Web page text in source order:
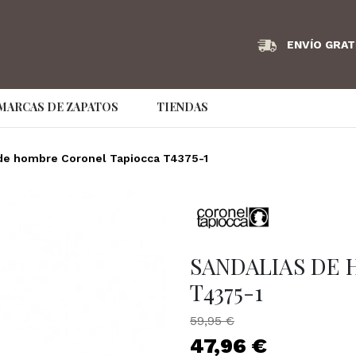
ENVÍO
DE ZAPATOS
Fluchos
Hispanitas
Jaime Mascaró
TIENDAS
hombre Coronel Tapiocca T4375-1
SANDALIAS DE
T4375-1
59,95 €
47,96 €